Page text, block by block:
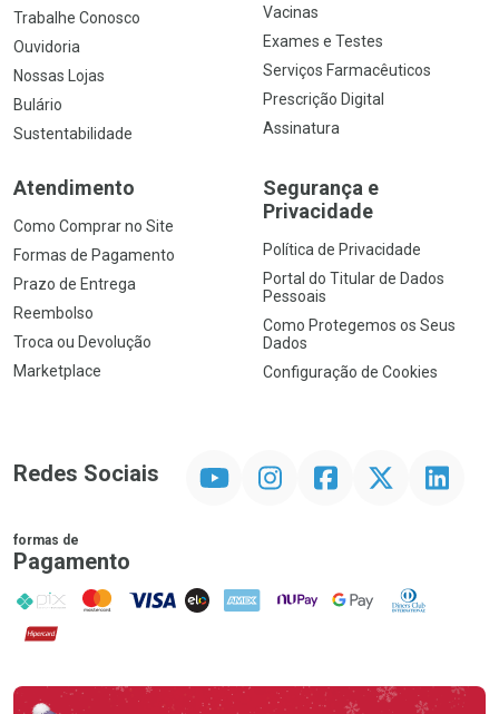
Trabalhe Conosco
Ouvidoria
Nossas Lojas
Bulário
Sustentabilidade
Vacinas
Exames e Testes
Serviços Farmacêuticos
Prescrição Digital
Assinatura
Atendimento
Como Comprar no Site
Formas de Pagamento
Prazo de Entrega
Reembolso
Troca ou Devolução
Marketplace
Segurança e
Privacidade
Política de Privacidade
Portal do Titular de Dados
Pessoais
Como Protegemos os Seus
Dados
Configuração de Cookies
Redes Sociais InstagramFacebookTwitter Linkedin
formas de
Pagamento
PIX MasterCard
VISA ELO AMEX NuPay Google PayDiners Club
Hipercard
Promoção em Destaque